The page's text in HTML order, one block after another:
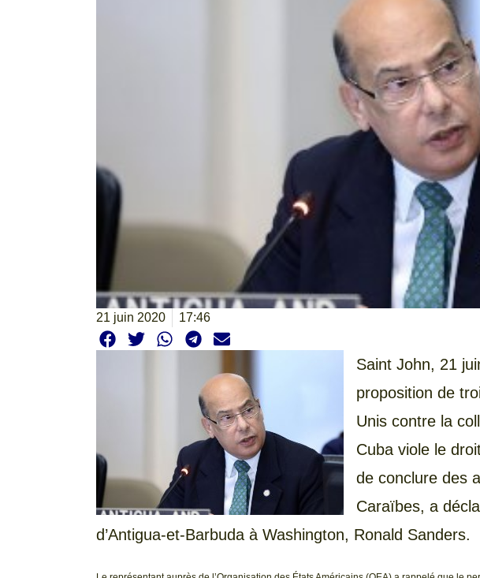
21 juin 2020 17:46
Saint John, 21
proposition de
Unis contre la
Cuba viole le
de conclure des
Caraïbes, a
d’Antigua-et-Barbuda à Washington, Ronald Sanders.